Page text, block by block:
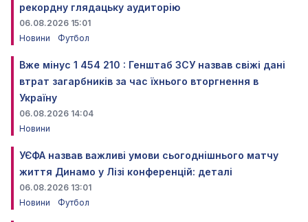
рекордну глядацьку аудиторію
06.08.2026 15:01
Новини
Футбол
Вже мінус 1 454 210 : Генштаб ЗСУ назвав свіжі дані
втрат загарбників за час їхнього вторгнення в
Україну
06.08.2026 14:04
Новини
УЄФА назвав важливі умови сьогоднішнього матчу
життя Динамо у Лізі конференцій: деталі
06.08.2026 13:01
Новини
Футбол